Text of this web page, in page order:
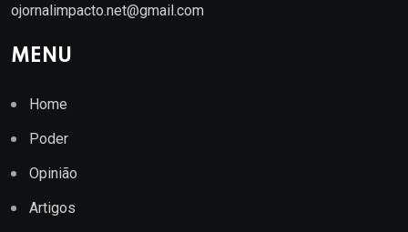
ojornalimpacto.net@gmail.com
MENU
Home
Poder
Opinião
Artigos